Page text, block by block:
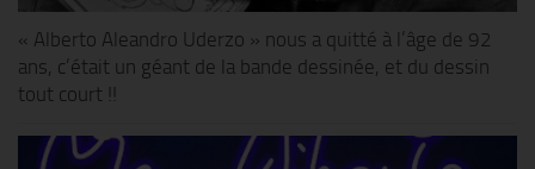
« Alberto Aleandro Uderzo » nous a quitté à l’âge de 92
ans, c’était un géant de la bande dessinée, et du dessin
tout court !!